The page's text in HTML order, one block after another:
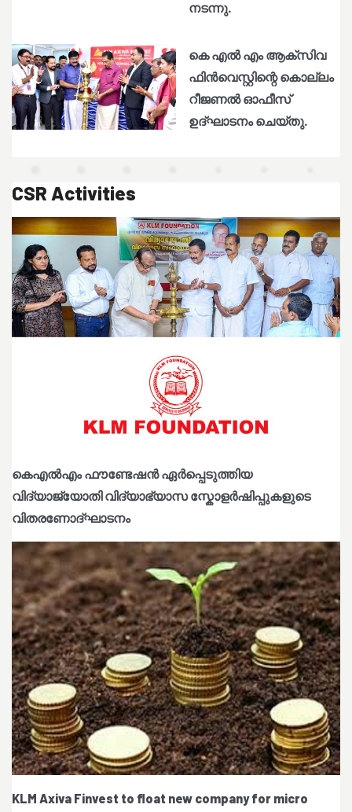
നടന്നു.
കെ എൽ എം ആക്സിവ
ഫിൻവെസ്റ്റിന്റെ കൊല്ലം
റീജണൽ ഓഫീസ്
ഉദ്ഘാടനം ചെയ്തു.
CSR Activities
കെഎൽഎം ഫൗണ്ടേഷൻ ഏർപ്പെടുത്തിയ
വിദ്യാജ്യോതി വിദ്യാഭ്യാസ സ്കോളർഷിപ്പുകളുടെ
വിതരണോദ്ഘാടനം
KLM Axiva Finvest to float new company for micro